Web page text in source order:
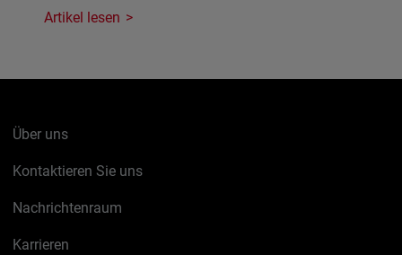
Artikel lesen
Über uns
Kontaktieren Sie uns
Nachrichtenraum
Karrieren